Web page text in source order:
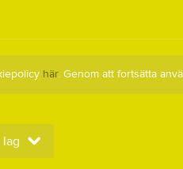
här. Genom att fortsätta
lag